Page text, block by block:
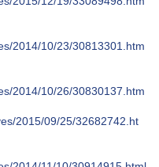
2014/10/23/30813301.htm
2014/10/26/30830137.htm
2015/09/25/32682742.ht